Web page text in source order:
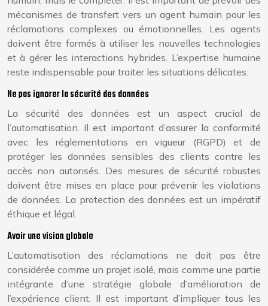
mécanismes de transfert vers un agent humain pour les
réclamations complexes ou émotionnelles. Les agents
doivent être formés à utiliser les nouvelles technologies
et à gérer les interactions hybrides. L’expertise humaine
reste indispensable pour traiter les situations délicates.
Ne pas ignorer la sécurité des données
La sécurité des données est un aspect crucial de
l’automatisation. Il est important d’assurer la conformité
avec les réglementations en vigueur (RGPD) et de
protéger les données sensibles des clients contre les
accès non autorisés. Des mesures de sécurité robustes
doivent être mises en place pour prévenir les violations
de données. La protection des données est un impératif
éthique et légal.
Avoir une vision globale
L’automatisation des réclamations ne doit pas être
considérée comme un projet isolé, mais comme une partie
intégrante d’une stratégie globale d’amélioration de
l’expérience client. Il est important d’impliquer tous les